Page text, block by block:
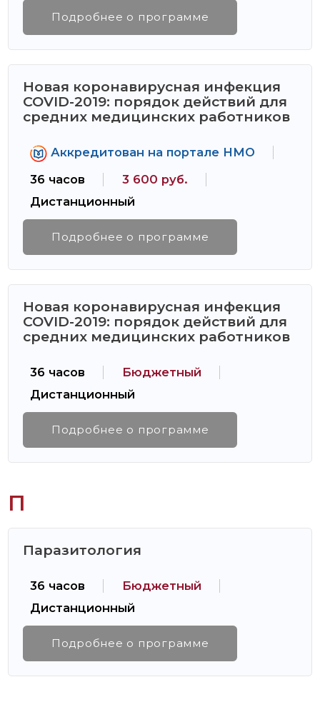
Подробнее о программе
Новая коронавирусная инфекция
COVID-2019: порядок действий для
средних медицинских работников
Аккредитован на портале НМО
36 часов
3 600 руб.
Дистанционный
Подробнее о программе
Новая коронавирусная инфекция
COVID-2019: порядок действий для
средних медицинских работников
36 часов
Бюджетный
Дистанционный
Подробнее о программе
П
Паразитология
36 часов
Бюджетный
Дистанционный
Подробнее о программе